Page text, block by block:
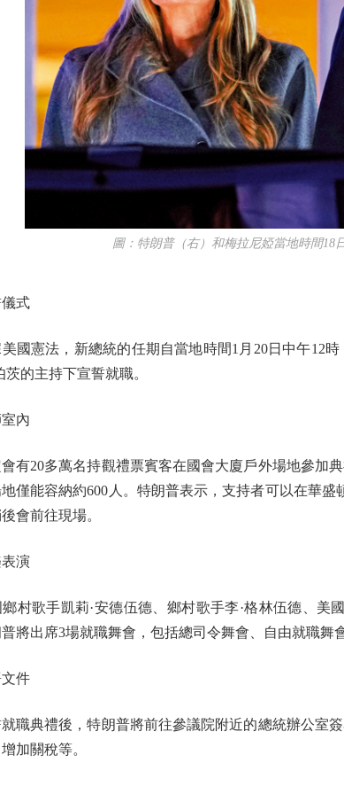
圖：特朗普（右）和梅拉尼婭當地時間18
式
憲法，新總統的任期自當地時間1月20日中午12時
茨的主持下宣誓就職。
內
20多萬名持觀禮票賓客在國會大廈戶外場地參加典
僅能容納約600人。特朗普表示，支持者可以在華
會前往現場。
演
歌手凱莉·安德伍德、鄉村歌手李·格林伍德、美
將出席3場就職舞會，包括總司令舞會、自由就職舞
件
典禮後，特朗普將前往參議院附近的總統辦公室簽
加關稅等。